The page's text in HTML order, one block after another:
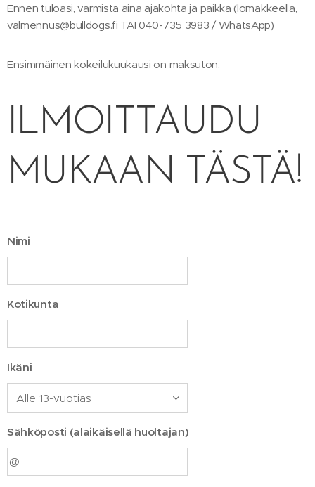
Ennen tuloasi, varmista aina ajakohta ja paikka (lomakkeella,
valmennus@bulldogs.fi TAI 040-735 3983 / WhatsApp)
Ensimmäinen kokeilukuukausi on maksuton.
ILMOITTAUDU
MUKAAN TÄSTÄ!
Nimi
Kotikunta
Ikäni
Sähköposti (alaikäisellä huoltajan)